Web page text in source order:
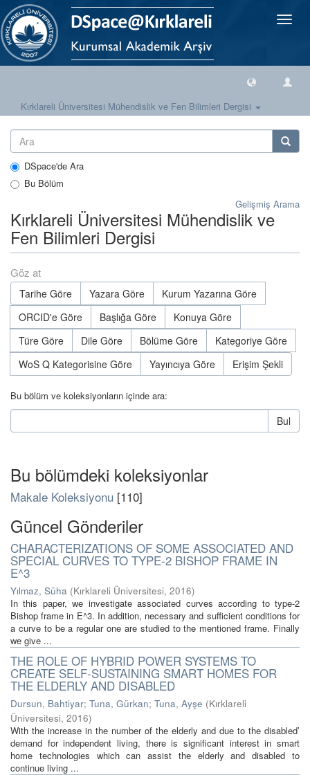
Geçiş
Kırklareli Üniversitesi Mühendislik ve Fen Bilimleri Dergisi
DSpace'de Ara
Bu Bölüm
Gelişmiş Arama
Kırklareli Üniversitesi Mühendislik ve
Fen Bilimleri Dergisi
Göz at
Tarihe Göre Yazara Göre
Kurum Yazarına Göre
ORCID'e Göre
Başlığa Göre
Konuya Göre
Türe Göre
Dile Göre Bölüme Göre
Kategoriye Göre
WoS Q Kategorisine Göre
Yayıncıya Göre Erişim Şekli
Bu bölüm ve koleksiyonların içinde ara:
Bul
Bu bölümdeki koleksiyonlar
Makale Koleksiyonu [110]
Güncel Gönderiler
CHARACTERIZATIONS OF SOME ASSOCIATED AND
SPECIAL CURVES TO TYPE-2 BISHOP FRAME IN
E^3
Yılmaz, Süha (Kırklareli Üniversitesi, 2016)
In this paper, we investigate associated curves according to type-2
Bishop frame in E^3. In addition, necessary and sufficient conditions for
a curve to be a regular one are studied to the mentioned frame. Finally
we give ...
THE ROLE OF HYBRID POWER SYSTEMS TO
CREATE SELF-SUSTAINING SMART HOMES FOR
THE ELDERLY AND DISABLED
Dursun, Bahtiyar; Tuna, Gürkan; Tuna, Ayşe (Kırklareli
Üniversitesi, 2016)
With the increase in the number of the elderly and due to the disabled’
demand for independent living, there is significant interest in smart
home technologies which can assist the elderly and disabled to
continue living ...